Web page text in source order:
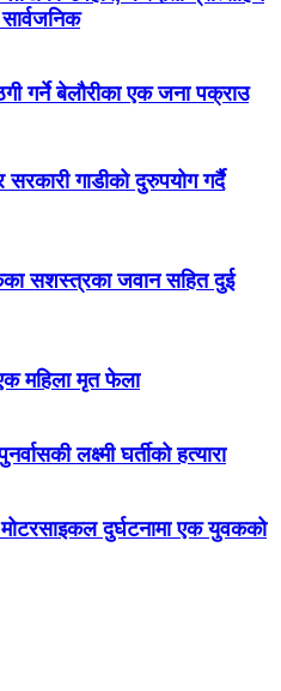
गर्ने बेलौरीका एक जना पक्राउ
सरकारी गाडीको दुरुपयोग गर्दै
सशस्त्रका जवान सहित दुई
महिला मृत फेला
लक्ष्मी घर्तीको हत्यारा
मोटरसाइकल दुर्घटनामा एक युवकको